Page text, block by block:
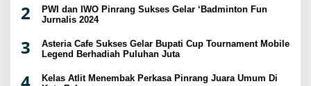
2
PWI dan IWO Pinrang Sukses Gelar ‘Badminton Fun
Jurnalis 2024
3
Asteria Cafe Sukses Gelar Bupati Cup Tournament Mobile
Legend Berhadiah Puluhan Juta
4
Kelas Atlit Menembak Perkasa Pinrang Juara Umum Di